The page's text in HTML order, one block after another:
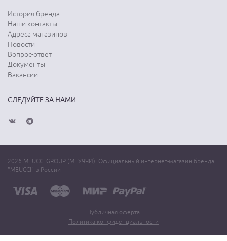
История бренда
Наши контакты
Адреса магазинов
Новости
Вопрос-ответ
Документы
Вакансии
СЛЕДУЙТЕ ЗА НАМИ
2026 MEUCCI GROUP (МЕУЧЧИ). Официальный интернет-магазин бренда
"MEUCCI" в России
Публичная оферта
Политика конфиденциальности